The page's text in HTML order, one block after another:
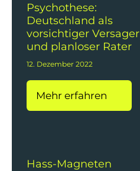
Psychothese:
Deutschland als
vorsichtiger Versager
und planloser Rater
12. Dezember 2022
Mehr erfahren
Hass-Magneten